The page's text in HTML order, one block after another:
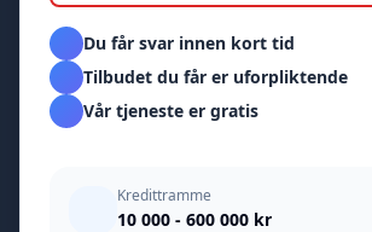
Du får svar innen kort tid
Tilbudet du får er uforpliktende
Vår tjeneste er gratis
Kredittramme
10 000 - 600 000 kr